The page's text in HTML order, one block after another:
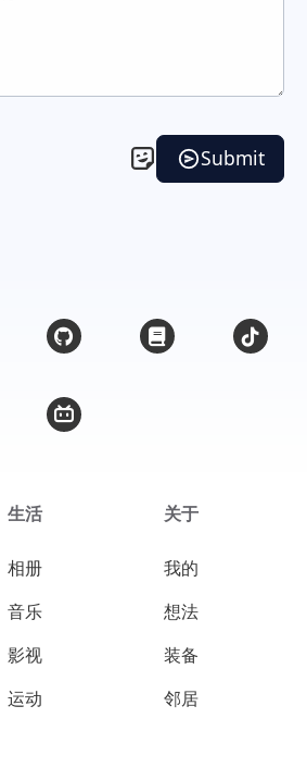
生活
相册
音乐
影视
运动
关于
我的
想法
装备
邻居